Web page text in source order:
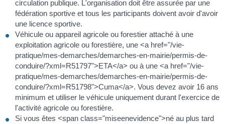
circulation publique. L'organisation doit être assurée par une
fédération sportive et tous les participants doivent avoir d'avoir
une licence sportive.
Véhicule ou appareil agricole ou forestier attaché à une
exploitation agricole ou forestière, une <a href="/vie-
pratique/mes-demarches/demarches-en-mairie/permis-de-
conduire/?xml=R51797">ETA</a> ou à une <a href="/vie-
pratique/mes-demarches/demarches-en-mairie/permis-de-
conduire/?xml=R51798">Cuma</a>. Vous devez avoir 16 ans
minimum et utiliser le véhicule uniquement durant l'exercice de
l'activité agricole ou forestière.
Si vous êtes <span class="miseenevidence">né au plus tard